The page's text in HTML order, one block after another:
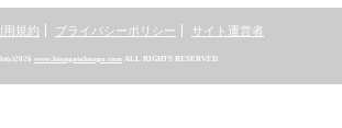
用規約 プライバシーポリシー サイト運営者
www.hinagatahonpo.com ALL RIGHTS RESERVED.